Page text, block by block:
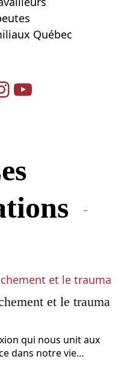
YouTube
et le trauma
qui nous unit aux
dans notre vie…